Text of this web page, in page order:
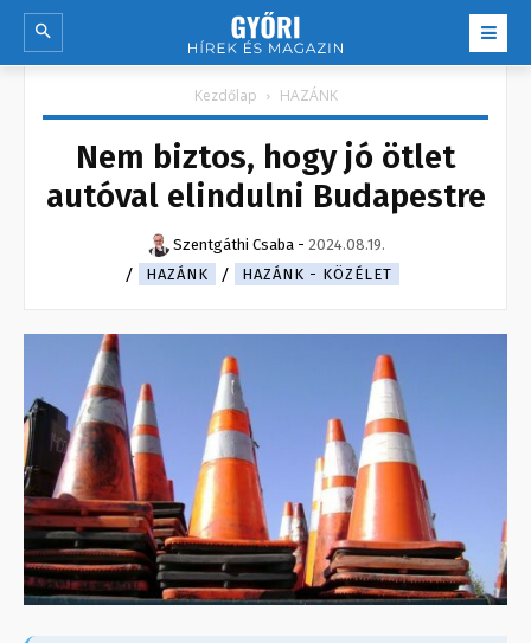
Kezdőlap HAZÁNK
Nem biztos, hogy jó ötlet
autóval elindulni Budapestre
Szentgáthi Csaba - 2024.08.19.
HAZÁNK
HAZÁNK - KÖZÉLET